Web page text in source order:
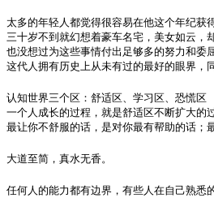
太多的年轻人都觉得很容易在他这个年纪获
三十岁不到就幻想着豪车名宅，美女如云，
也没想过为这些事情付出足够多的努力和委屈
这代人拥有历史上从未有过的最好的眼界，
认知世界三个区：舒适区、学习区、恐慌区
一个人成长的过程，就是舒适区不断扩大的
最让你不舒服的话，是对你最有帮助的话；
大道至简，真水无香。
任何人的能力都有边界，有些人在自己熟悉